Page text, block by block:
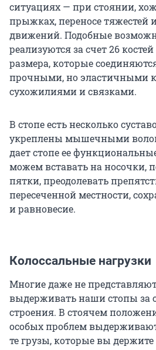
ситуациях — при стоянии,
прыжках, переносе тяжестей
движений. Подобные
реализуются за счет 26
размера, которые
прочными, но эластичными
сухожилиями и связками.
В стопе есть несколько
укреплены мышечными
дает стопе ее
можем вставать на носочки,
пятки, преодолевать
пересеченной местности,
и равновесие.
Колоссальные нагрузки
Многие даже не
выдерживать наши стопы за
строения. В стоячем
особых проблем
те грузы, которые вы держите